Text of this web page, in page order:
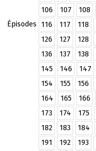
Épisodes
106
107 108
116
117 118
126
127 128
136
137 138
145
146 147
154
155 156
164
165 166
173
174 175
182
183 184
191
192 193